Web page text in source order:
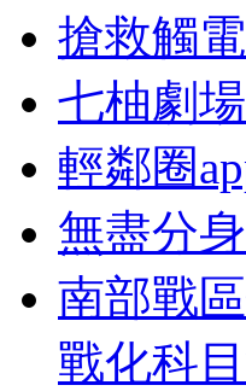
搶救觸
七柚劇
輕鄰圈
無盡分
南部戰
戰化科